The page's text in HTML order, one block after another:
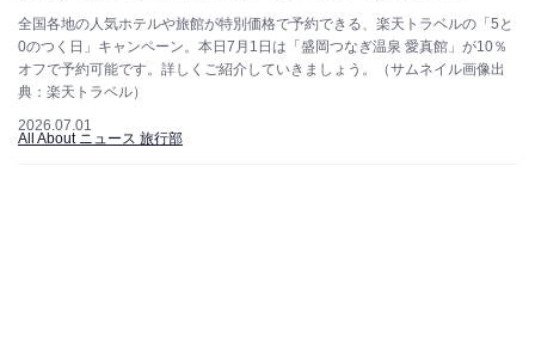
全国各地の人気ホテルや旅館が特別価格で予約できる、楽天トラベルの「5と
0のつく日」キャンペーン。本日7月1日は「盛岡つなぎ温泉 愛真館」が10％
オフで予約可能です。詳しくご紹介していきましょう。（サムネイル画像出
典：楽天トラベル）
2026.07.01
All About ニュース 旅行部